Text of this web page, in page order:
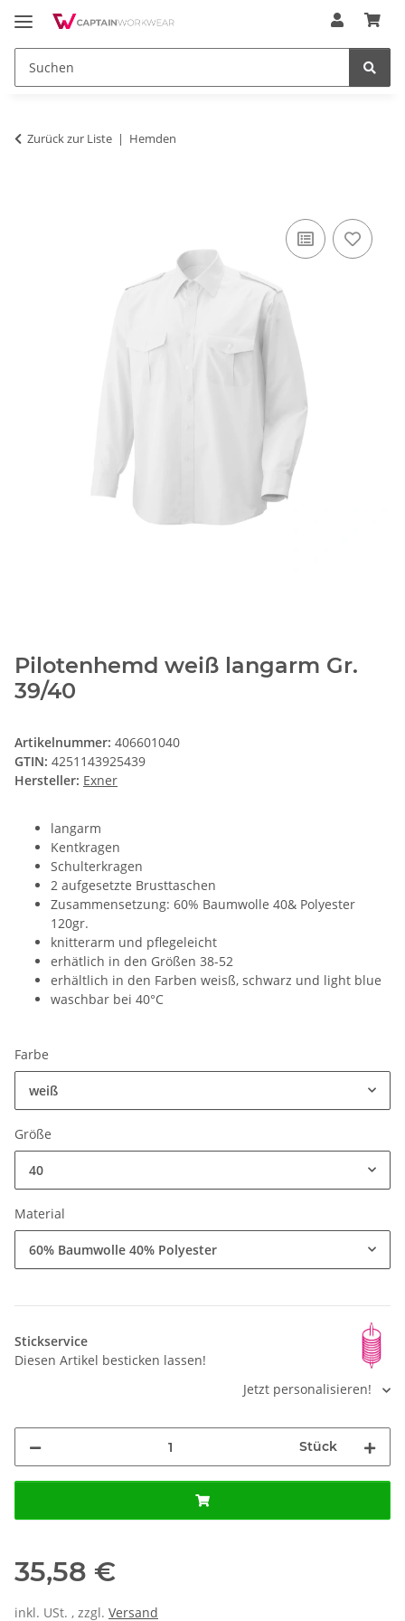
Zurück zur Liste Hemden
Pilotenhemd weiß langarm Gr.
39/40
Artikelnummer: 406601040
GTIN: 4251143925439
Hersteller: Exner
langarm
Kentkragen
Schulterkragen
2 aufgesetzte Brusttaschen
Zusammensetzung: 60% Baumwolle 40& Polyester
120gr.
knitterarm und pflegeleicht
erhätlich in den Größen 38-52
erhältlich in den Farben weisß, schwarz und light blue
waschbar bei 40°C
Farbe
weiß
Größe
40
Material
60% Baumwolle 40% Polyester
Stickservice
Diesen Artikel besticken lassen!
Jetzt personalisieren!
Stück
35,58 €
inkl. USt. , zzgl. Versand